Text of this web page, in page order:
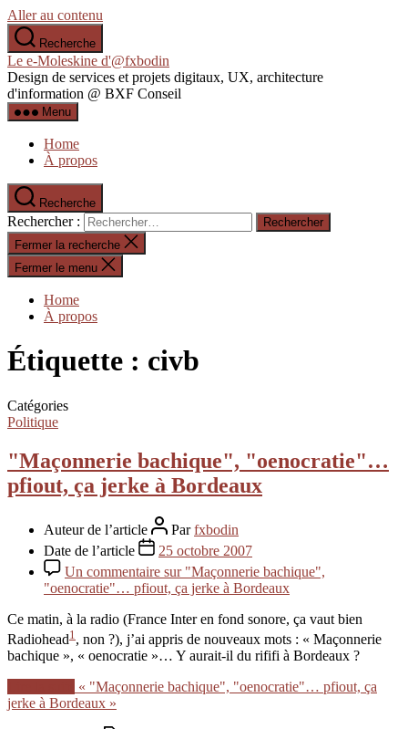
Aller au contenu
Recherche
Le e-Moleskine d'@fxbodin
Design de services et projets digitaux, UX, architecture
d'information @ BXF Conseil
Menu
Home
À propos
Recherche
Rechercher :
Fermer la recherche
Fermer le menu
Home
À propos
Étiquette : civb
Catégories
Politique
"Maçonnerie bachique", "oenocratie"…
pfiout, ça jerke à Bordeaux
Auteur de l’article Parfxbodin
Date de l’article
25 octobre 2007
Un commentaire sur "Maçonnerie bachique",
"oenocratie"… pfiout, ça jerke à Bordeaux
Ce matin, à la radio (France Inter en fond sonore, ça vaut bien
Radiohead1 , non ?), j’ai appris de nouveaux mots : « Maçonnerie
bachique », « oenocratie »… Y aurait-il du rififi à Bordeaux ?
« "Maçonnerie bachique", "oenocratie"… pfiout, ça
jerke à Bordeaux »